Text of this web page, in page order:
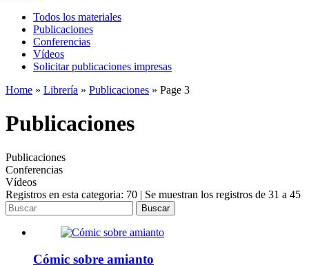
Todos los materiales
Publicaciones
Conferencias
Vídeos
Solicitar publicaciones impresas
Home » Librería » Publicaciones » Page 3
Publicaciones
Publicaciones
Conferencias
Vídeos
Registros en esta categoria: 70 | Se muestran los registros de 31 a 45
Buscar
Cómic sobre amianto